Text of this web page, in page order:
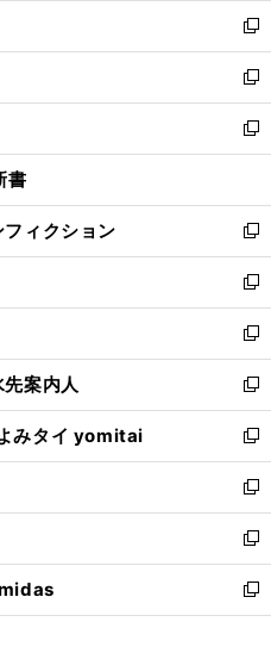
ド
ウ
で
開
く
ィ
ン
ド
ウ
で
開
し
い
ウ
ィ
ン
ド
ウ
開
く
新
し
い
ウ
ィ
ン
ウ
で
開
く
新
し
い
ウ
ン
ド
ウ
で
開
く
新
し
ウ
ィ
ン
ド
ウ
で
開
く
書
ィクション
新
し
い
ウ
ィ
ン
ド
ウ
で
開
く
新
し
い
ウ
ィ
ン
ド
ウ
で
開
く
新
し
い
ウ
ィ
ン
ド
ウ
で
開
く
案内人
新
し
い
ウ
ィ
ン
ド
ウ
で
開
みタイ yomitai
新
し
い
ウ
ィ
ン
ド
ウ
新
し
い
ウ
ィ
ン
新
し
い
ウ
新
し